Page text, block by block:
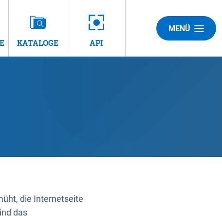
KATALOGE API
MENÜ
die Internetseite
das